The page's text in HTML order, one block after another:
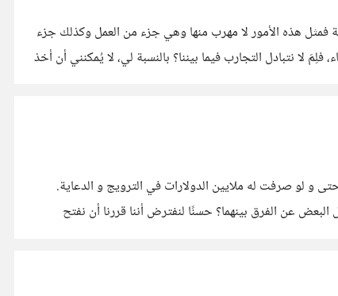
هذه الأمور لا مهرب منها وهي جزء من العمل وكذلك جزء
لا نتبادل التجارب فيما بيننا؟ بالنسبة لي، لا يُمكنني أن أخذ
و لو صرفت له ملايين الدولارات في الترويج و الدعاية.
الخبراء الإقتصاديون قسموا المنتجات (أو الخدمات) الى قسمين : منتجات ذات الإستهلاك السريع و منتجات ذات الإستهلاك بعيد المدى، قد يتساءل البعض عن الفرق بينهما؟ حسنًا لنفترض أننا قررنا أن نفتح